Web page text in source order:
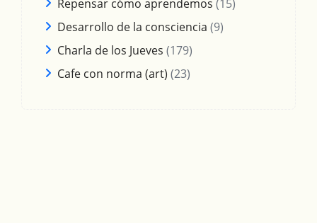
Repensar cómo aprendemos (15)
Desarrollo de la consciencia (9)
Charla de los Jueves (179)
Cafe con norma (art) (23)